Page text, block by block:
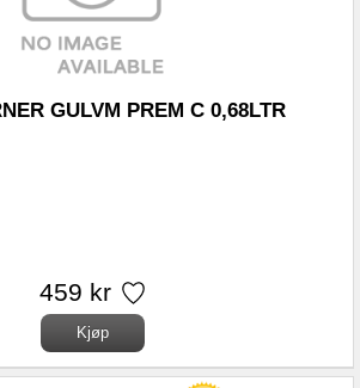
GULVM PREM C 0,68LTR
459 kr